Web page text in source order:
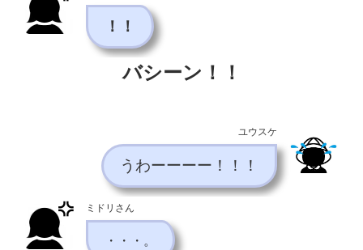
！！
バシーン！！
ユウスケ
うわーーーー！！！
ミドリさん
・・・。